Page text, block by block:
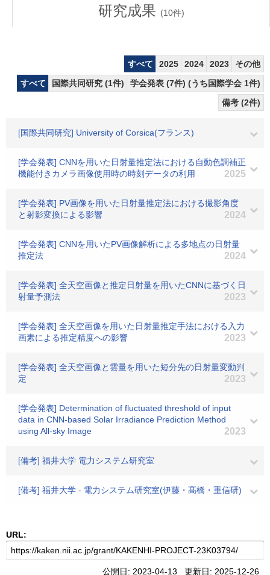
研究成果 (10件)
すべて 2025 2024 2023
その他
すべて
国際共同研究 (1件)
学会発表 (7件) (うち国際学会 1件)
備考 (2件)
[国際共同研究] University of Corsica(フランス)
[学会発表] CNNを用いた日射量推定法における自動色調補正
機能付きカメラ画像使用時の時刻データの利用
2025
[学会発表] PV画像を用いた日射量推定法における撮影角度
と射影変換による影響
2024
[学会発表] CNNを用いたPV画像解析による多地点の日射量
推定法
2024
[学会発表] 全天空画像と推定日射量を用いたCNNに基づく日
射量予測法
2023
[学会発表] 全天空画像を用いた日射量推定手法における入力
画素による推定精度への影響
2023
[学会発表] 全天空画像と雲量を用いた短分先の日射量変動判
定
2023
[学会発表] Determination of fluctuated threshold of input
data in CNN-based Solar Irradiance Prediction Method
using All-sky Image
2023
[備考] 福井大学 電力システム研究室
[備考] 福井大学 - 電力システム研究室(伊藤・髙橋・重信研)
URL:
公開日: 2023-04-13 更新日: 2025-12-26